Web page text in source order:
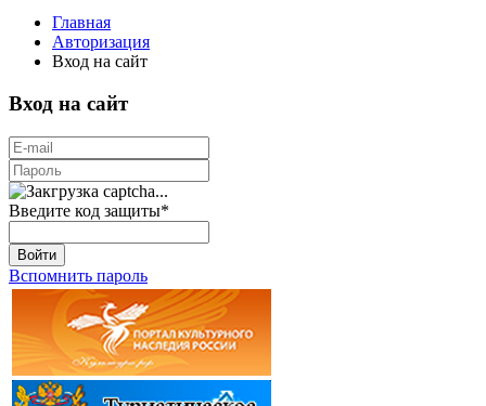
Главная
Авторизация
Вход на сайт
Вход на сайт
Введите код защиты*
Войти
Вспомнить пароль